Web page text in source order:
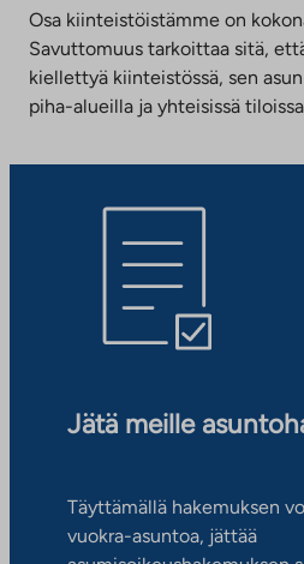
Osa kiinteistöistämme on
Savuttomuus tarkoittaa sitä,
kiellettyä kiinteistössä, sen
piha-alueilla ja yhteisissä
Jätä meille
Täyttämällä hakemuksen
vuokra-asuntoa, jättää